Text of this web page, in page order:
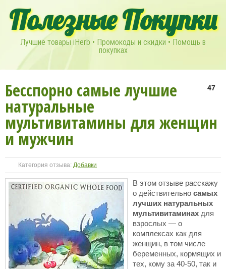
Полезные Покупки
Лучшие товары iHerb • Промокоды и скидки • Помощь в
покупках
47
Бесспорно самые лучшие
натуральные
мультивитамины для женщин
и мужчин
Категория отзыва: Добавки
В этом отзыве расскажу
о действительно самых
лучших натуральных
мультивитаминах для
взрослых — о
комплексах как для
женщин, в том числе
беременных, кормящих и
тех, кому за 40-50, так и